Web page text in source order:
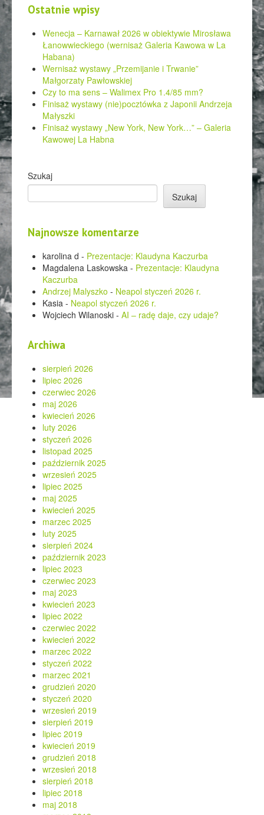
Ostatnie wpisy
Wenecja – Karnawał 2026 w obiektywie Mirosława
Łanowwieckiego (wernisaż Galeria Kawowa w La
Habana)
Wernisaż wystawy „Przemijanie i Trwanie”
Małgorzaty Pawłowskiej
Czy to ma sens – Walimex Pro 1.4/85 mm?
Finisaż wystawy (nie)pocztówka z Japonii Andrzeja
Małyszki
Finisaż wystawy „New York, New York…” – Galeria
Kawowej La Habna
Szukaj
Szukaj
Najnowsze komentarze
karolina d - Prezentacje: Klaudyna Kaczurba
Magdalena Laskowska - Prezentacje: Klaudyna
Kaczurba
Andrzej Malyszko - Neapol styczeń 2026 r.
Kasia - Neapol styczeń 2026 r.
Wojciech Wilanoski -AI – radę daje, czy udaje?
Archiwa
sierpień 2026
lipiec 2026
czerwiec 2026
maj 2026
kwiecień 2026
luty 2026
styczeń 2026
listopad 2025
październik 2025
wrzesień 2025
lipiec 2025
maj 2025
kwiecień 2025
marzec 2025
luty 2025
sierpień 2024
październik 2023
lipiec 2023
czerwiec 2023
maj 2023
kwiecień 2023
lipiec 2022
czerwiec 2022
kwiecień 2022
marzec 2022
styczeń 2022
marzec 2021
grudzień 2020
styczeń 2020
wrzesień 2019
sierpień 2019
lipiec 2019
kwiecień 2019
grudzień 2018
wrzesień 2018
sierpień 2018
lipiec 2018
maj 2018